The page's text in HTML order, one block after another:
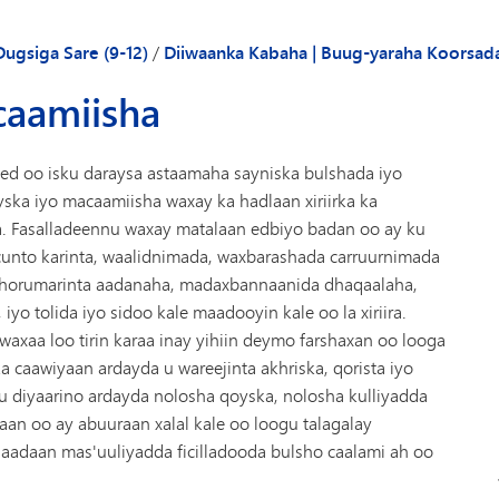
Sare (9-12)/ Diiwaanka Kabaha | Buug-yaraha
oo isku daraysa astaamaha sayniska bulshada iyo
iyo macaamiisha waxay ka hadlaan xiriirka ka
waxay matalaan edbiyo badan oo ay ku
karinta, waalidnimada, waxbarashada carruurnimada
aadanaha, madaxbannaanida dhaqaalaha,
tolida iyo sidoo kale maadooyin kale oo la xiriira.
loo tirin karaa inay yihiin deymo farshaxan oo looga
caawiyaan ardayda u wareejinta akhriska, qorista iyo
diyaarino ardayda nolosha qoyska, nolosha kulliyadda
oo ay abuuraan xalal kale oo loogu talagalay
mas'uuliyadda ficilladooda bulsho caalami ah oo